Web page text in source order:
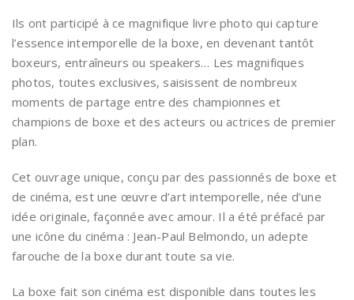
Ils ont participé à ce magnifique livre photo qui capture
l’essence intemporelle de la boxe, en devenant tantôt
boxeurs, entraîneurs ou speakers… Les magnifiques
photos, toutes exclusives, saisissent de nombreux
moments de partage entre des championnes et
champions de boxe et des acteurs ou actrices de premier
plan.
Cet ouvrage unique, conçu par des passionnés de boxe et
de cinéma, est une œuvre d’art intemporelle, née d’une
idée originale, façonnée avec amour. Il a été préfacé par
une icône du cinéma : Jean-Paul Belmondo, un adepte
farouche de la boxe durant toute sa vie.
La boxe fait son cinéma est disponible dans toutes les